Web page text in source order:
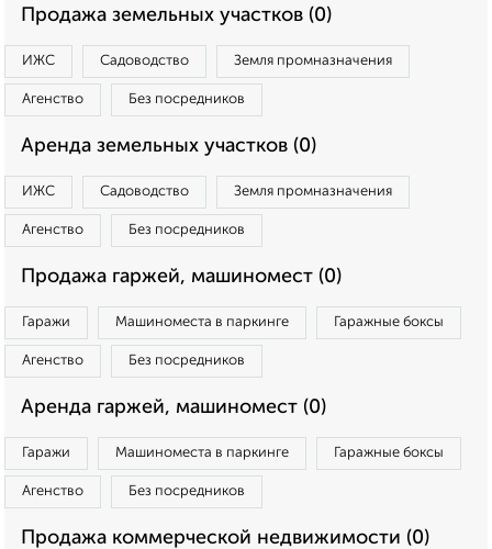
Продажа земельных участков (0)
ИЖС Садоводство Земля промназначения
Агенство Без посредников
Аренда земельных участков (0)
ИЖС Садоводство Земля промназначения
Агенство Без посредников
Продажа гаржей, машиномест (0)
Гаражи Машиноместа в паркинге Гаражные боксы
Агенство Без посредников
Аренда гаржей, машиномест (0)
Гаражи Машиноместа в паркинге Гаражные боксы
Агенство Без посредников
Продажа коммерческой недвижимости (0)